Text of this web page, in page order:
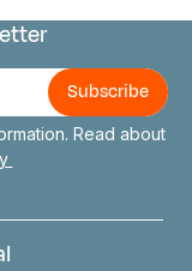
Read about